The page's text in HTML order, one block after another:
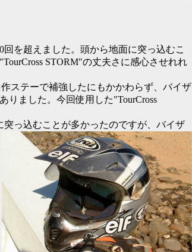
を超えました。頭から地面に突っ込むこ
STORM"の丈夫さに感心させれれ
ステーで補強したにもかかわらず、バイザ
りました。今回使用した"TourCross
突っ込むことが多かったのですが、バイザ